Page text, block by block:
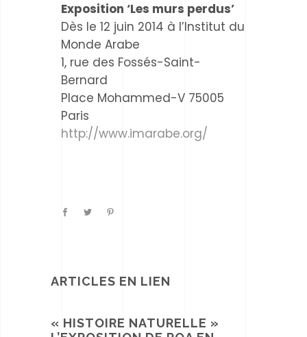
Exposition ‘Les murs perdus’
Dès le 12 juin 2014 à l’Institut du
Monde Arabe
1, rue des Fossés-Saint-
Bernard
Place Mohammed-V 75005
Paris
http://www.imarabe.org/
ARTICLES EN LIEN
« HISTOIRE NATURELLE »